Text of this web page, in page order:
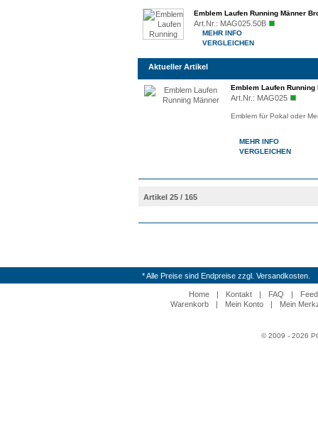
Emblem Laufen Running Männer
Art.Nr.: MAG025.50B
MEHR INFO
VERGLEICHEN
Aktueller Artikel
Emblem Laufen Running
Art.Nr.: MAG025
Emblem für Pokal oder
MEHR INFO
VERGLEICHEN
Artikel 25 / 165
* Alle Preise sind Endpreise zzgl. Versandkosten.
Home | Kontakt | FAQ |
Warenkorb
| Mein Konto | Mein
© 2009 - 2026